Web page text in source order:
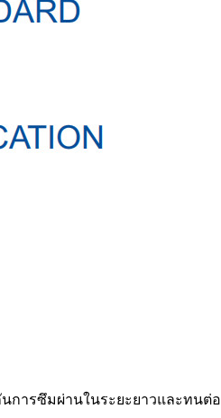
การซึมผ่านในระยะยาวและทนต่อ